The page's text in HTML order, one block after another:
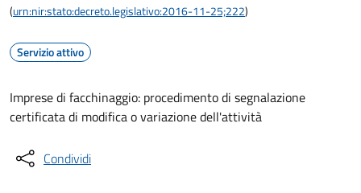
(urn:nir:stato:decreto.legislativo:2016-11-25;222)
Servizio attivo
Imprese di facchinaggio: procedimento di segnalazione
certificata di modifica o variazione dell'attività
Condividi